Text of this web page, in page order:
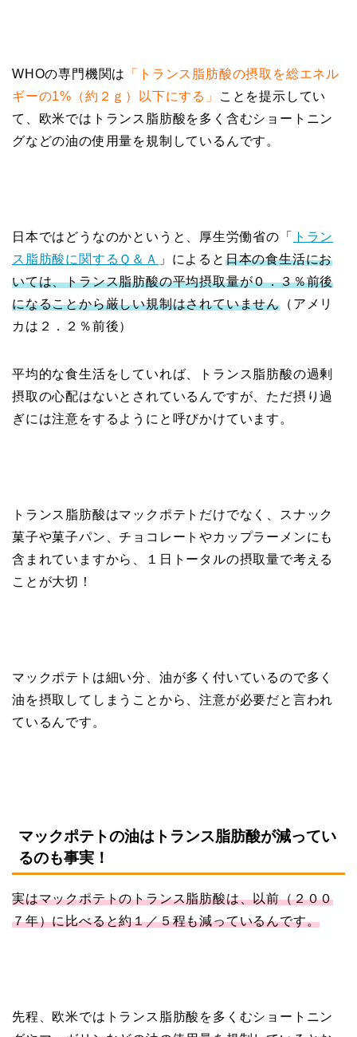
WHOの専門機関は
「トランス脂肪酸の摂取を総エネル
ギーの1%（約２ｇ）以下にする」
ことを提示してい
て、欧米ではトランス脂肪酸を多く含むショートニン
グなどの油の使用量を規制しているんです。
日本ではどうなのかというと、厚生労働省の「
トラン
ス脂肪酸に関するＱ＆Ａ 」によると 日本の食生活にお
いては、トランス脂肪酸の平均摂取量が０．３％前後
になることから厳しい規制はされていません （アメリ
カは２．２％前後）
平均的な食生活をしていれば、トランス脂肪酸の過剰
摂取の心配はないとされているんですが、ただ摂り過
ぎには注意をするようにと呼びかけています。
トランス脂肪酸はマックポテトだけでなく、スナック
菓子や菓子パン、チョコレートやカップラーメンにも
含まれていますから、１日トータルの摂取量で考える
ことが大切！
マックポテトは細い分、油が多く付いているので多く
油を摂取してしまうことから、注意が必要だと言われ
ているんです。
マックポテトの油はトランス脂肪酸が減ってい
るのも事実！
実はマックポテトのトランス脂肪酸は、以前（２００
７年）に比べると約１／５程も減っているんです。
先程、欧米ではトランス脂肪酸を多くむショートニン